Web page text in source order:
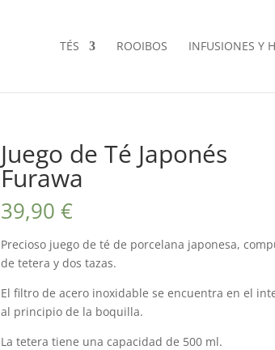
TÉS ROOIBOS INFUSIONES Y
Juego de Té Japonés
Furawa
39,90€
Precioso juego de té de porcelana japonesa,
de tetera y dos tazas.
El filtro de acero inoxidable se encuentra en el
al principio de la boquilla.
La tetera tiene una capacidad de 500 ml.